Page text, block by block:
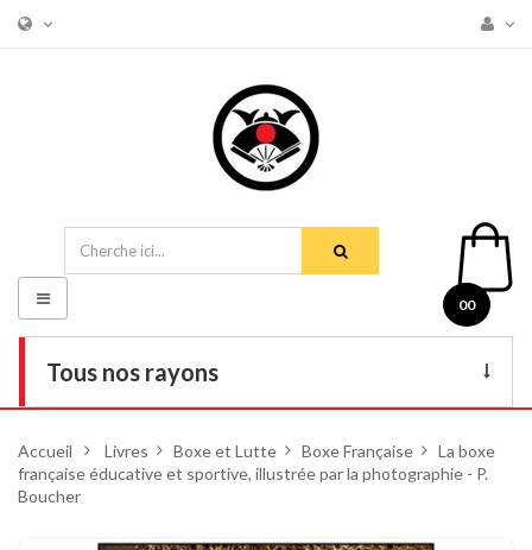
00
Tous nos rayons
DVD
Basculer
la
navigation
Accueil > Livres > Boxe et Lutte > Boxe Française > La boxe
française éducative et sportive, illustrée par la photographie - P.
Boucher